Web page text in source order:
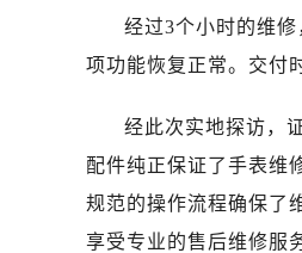
乌鲁木
温州市鹿
大连市
佛山市
东莞市
无锡市梁
经过3个小时的维
项功能恢复正常。交付
经此次实地探访，
配件纯正保证了手表维
规范的操作流程确保了
享受专业的售后维修服